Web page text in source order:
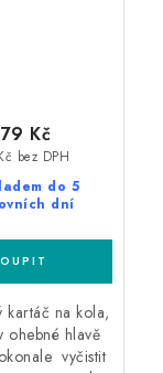
do 5
dní
bez DPH
Kč
kartáč na kola,
ohebné hlavě
vyčistit